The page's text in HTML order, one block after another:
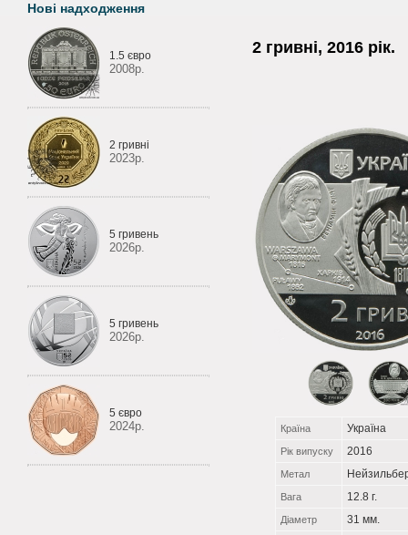
Нові надходження
1.5 євро
2008р.
2 гривні
2023р.
5 гривень
2026р.
5 гривень
2026р.
5 євро
2024р.
2 гривні, 2016 рік.
Країна Україна
Рік випуску 2016
Метал
Вага 12.8 г.
Діаметр 31 мм.